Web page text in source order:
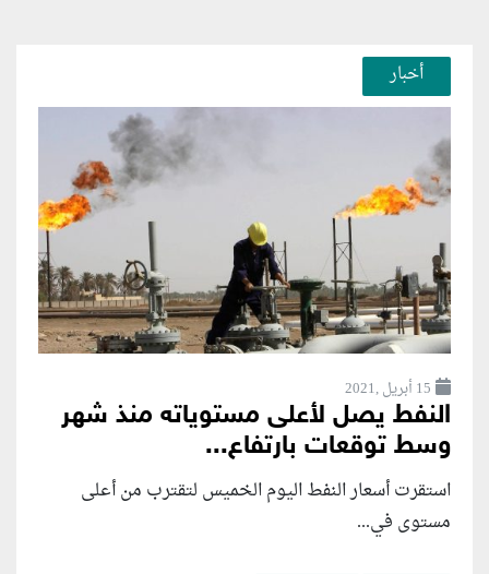
أخبار
15 أبريل ,2021
النفط يصل لأعلى مستوياته منذ شهر
وسط توقعات بارتفاع...
استقرت أسعار النفط اليوم الخميس لتقترب من أعلى
مستوى في...